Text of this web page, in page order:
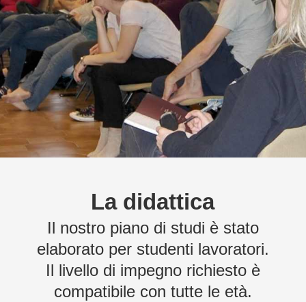
La didattica
Il nostro piano di studi è stato
elaborato per studenti lavoratori.
Il livello di impegno richiesto è
compatibile con tutte le età.